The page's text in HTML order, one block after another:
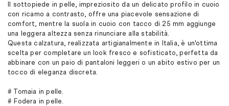
Il sottopiede in pelle, impreziosito da un delicato profilo in cuoio
con ricamo a contrasto, offre una piacevole sensazione di
comfort, mentre la suola in cuoio con tacco di 25 mm aggiunge
una leggera altezza senza rinunciare alla stabilità.
Questa calzatura, realizzata artigianalmente in Italia, è un'ottima
scelta per completare un look fresco e sofisticato, perfetta da
abbinare con un paio di pantaloni leggeri o un abito estivo per un
tocco di eleganza discreta.
# Tomaia in pelle.
# Fodera in pelle.